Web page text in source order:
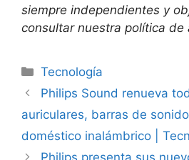
siempre independientes y
consultar nuestra política de
Categorías
Tecnología
Philips Sound renueva
auriculares, barras de
doméstico inalámbrico |
Philips presenta sus